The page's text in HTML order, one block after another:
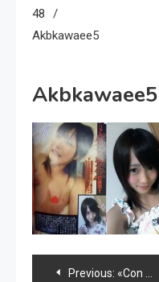
48
Akbkawaee5
Akbkawaee5
Navegación
Previous: «Con Rina Kawaei, sólo somos compañeros» y news 48